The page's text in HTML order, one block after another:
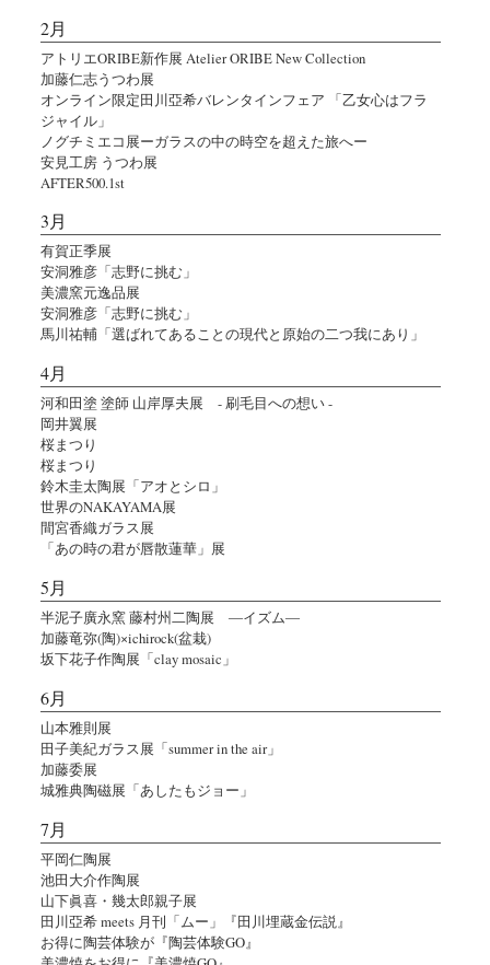
2月
アトリエORIBE新作展 Atelier ORIBE New Collection
加藤仁志うつわ展
オンライン限定田川亞希バレンタインフェア 「乙女心はフラ
ジャイル」
ノグチミエコ展ーガラスの中の時空を超えた旅へー
安見工房 うつわ展
AFTER500.1st
3月
有賀正季展
安洞雅彦「志野に挑む」
美濃窯元逸品展
安洞雅彦「志野に挑む」
馬川祐輔「選ばれてあることの現代と原始の二つ我にあり」
4月
河和田塗 塗師 山岸厚夫展 - 刷毛目への想い -
岡井翼展
桜まつり
桜まつり
鈴木圭太陶展「アオとシロ」
世界のNAKAYAMA展
間宮香織ガラス展
「あの時の君が唇散蓮華」展
5月
半泥子廣永窯 藤村州二陶展 ―イズム―
加藤竜弥(陶)×ichirock(盆栽)
坂下花子作陶展「clay mosaic」
6月
山本雅則展
田子美紀ガラス展「summer in the air」
加藤委展
城雅典陶磁展「あしたもジョー」
7月
平岡仁陶展
池田大介作陶展
山下眞喜・幾太郎親子展
田川亞希 meets 月刊「ムー」『田川埋蔵金伝説』
お得に陶芸体験が『陶芸体験GO』